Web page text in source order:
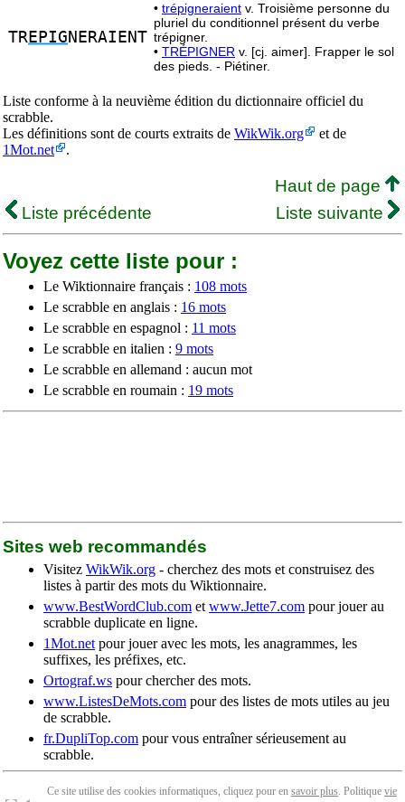
TREPIG NERAIENT
• trépigneraient v. Troisième personne du
pluriel du conditionnel présent du verbe
trépigner.
• TRÉPIGNER v. [cj. aimer]. Frapper le sol
des pieds. - Piétiner.
Liste conforme à la neuvième édition du dictionnaire officiel du
scrabble.
Les définitions sont de courts extraits de WikWik.org
et de
1Mot.net
.
Haut de page
Liste précédente
Liste suivante
Voyez cette liste pour :
Le Wiktionnaire français : 108 mots
Le scrabble en anglais : 16 mots
Le scrabble en espagnol : 11 mots
Le scrabble en italien : 9 mots
Le scrabble en allemand : aucun mot
Le scrabble en roumain : 19 mots
Sites web recommandés
Visitez WikWik.org - cherchez des mots et construisez des
listes à partir des mots du Wiktionnaire.
www.BestWordClub.com et www.Jette7.com pour jouer au
scrabble duplicate en ligne.
1Mot.net pour jouer avec les mots, les anagrammes, les
suffixes, les préfixes, etc.
Ortograf.ws pour chercher des mots.
www.ListesDeMots.com pour des listes de mots utiles au jeu
de scrabble.
fr.DupliTop.com pour vous entraîner sérieusement au
scrabble.
Ce site utilise des cookies informatiques, cliquez pour en savoir plus. Politique vie